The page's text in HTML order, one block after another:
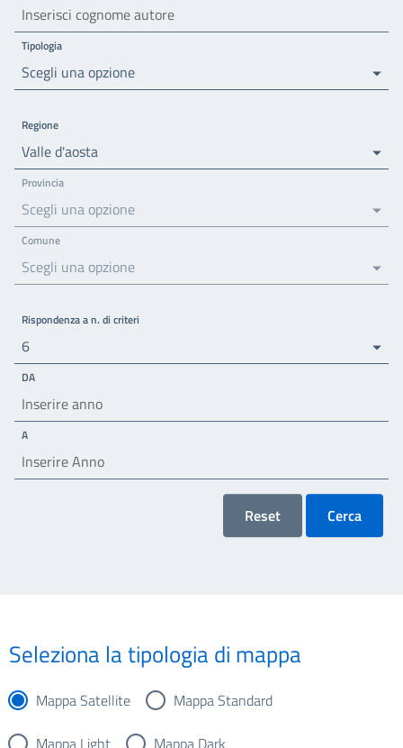
Tipologia
Scegli una opzione
Regione
Valle d'aosta
Provincia
Scegli una opzione
Comune
Scegli una opzione
Rispondenza a n. di criteri
6
DA
A
Reset Cerca
Seleziona la tipologia di mappa
Mappa Satellite
Mappa Standard
Mappa Light
Mappa Dark